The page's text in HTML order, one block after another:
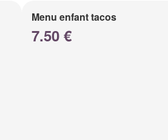
Menu enfant tacos
7.50 €